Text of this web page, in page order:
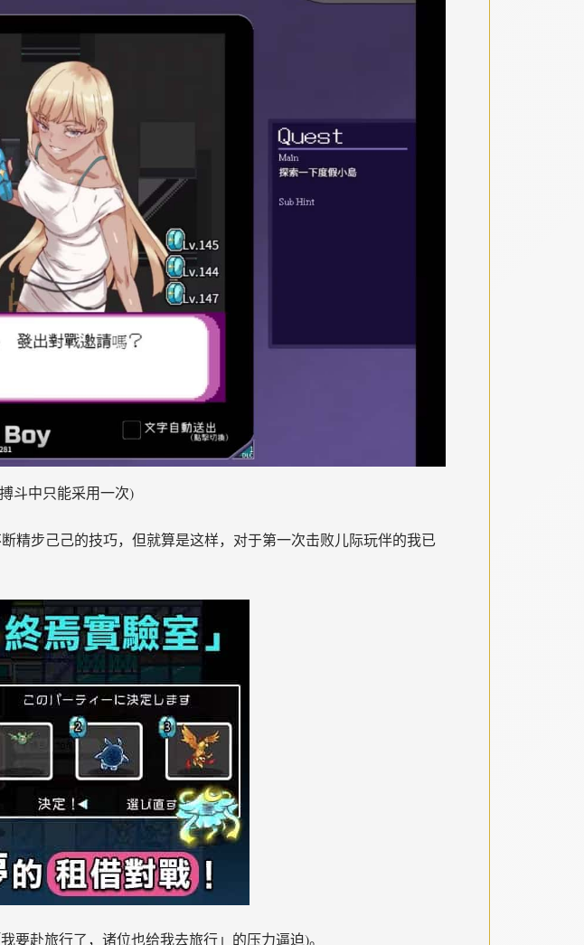
斗中只能采用一次)
精步己己的技巧，但就算是这样，对于第一次击败儿际玩伴的我已
要赴旅行了，诸位也给我去旅行」的压力逼迫)。